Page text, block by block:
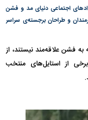
اجتماعی دنیای مد و فشن
و طراحان برجسته‌ی سراسر
به فشن علاقه‌مند نیستند، از
از استایل‌های منتخب